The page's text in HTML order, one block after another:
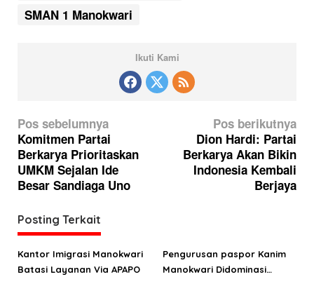
SMAN 1 Manokwari
Ikuti Kami
N
a
v
i
a
s
i
Pos sebelumnya
Komitmen Partai
Berkarya Prioritaskan
UMKM Sejalan Ide
Besar Sandiaga Uno
Pos berikutnya
Dion Hardi: Partai
Berkarya Akan Bikin
Indonesia Kembali
Berjaya
Posting Terkait
Kantor Imigrasi Manokwari
Batasi Layanan Via APAPO
Pengurusan paspor Kanim
Manokwari Didominasi